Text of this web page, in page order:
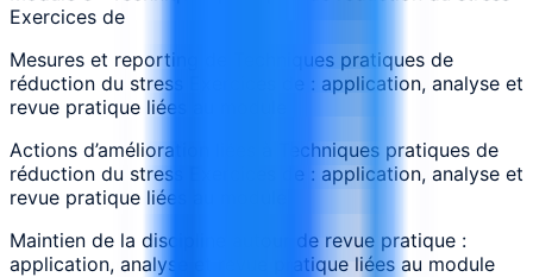
Exercices de
Mesures et reporting de Techniques pratiques de
réduction du stress Exercices de : application, analyse et
revue pratique liées au module
Actions d’amélioration liées à Techniques pratiques de
réduction du stress Exercices de : application, analyse et
revue pratique liées au module
Maintien de la discipline autour de revue pratique :
application, analyse et revue pratique liées au module